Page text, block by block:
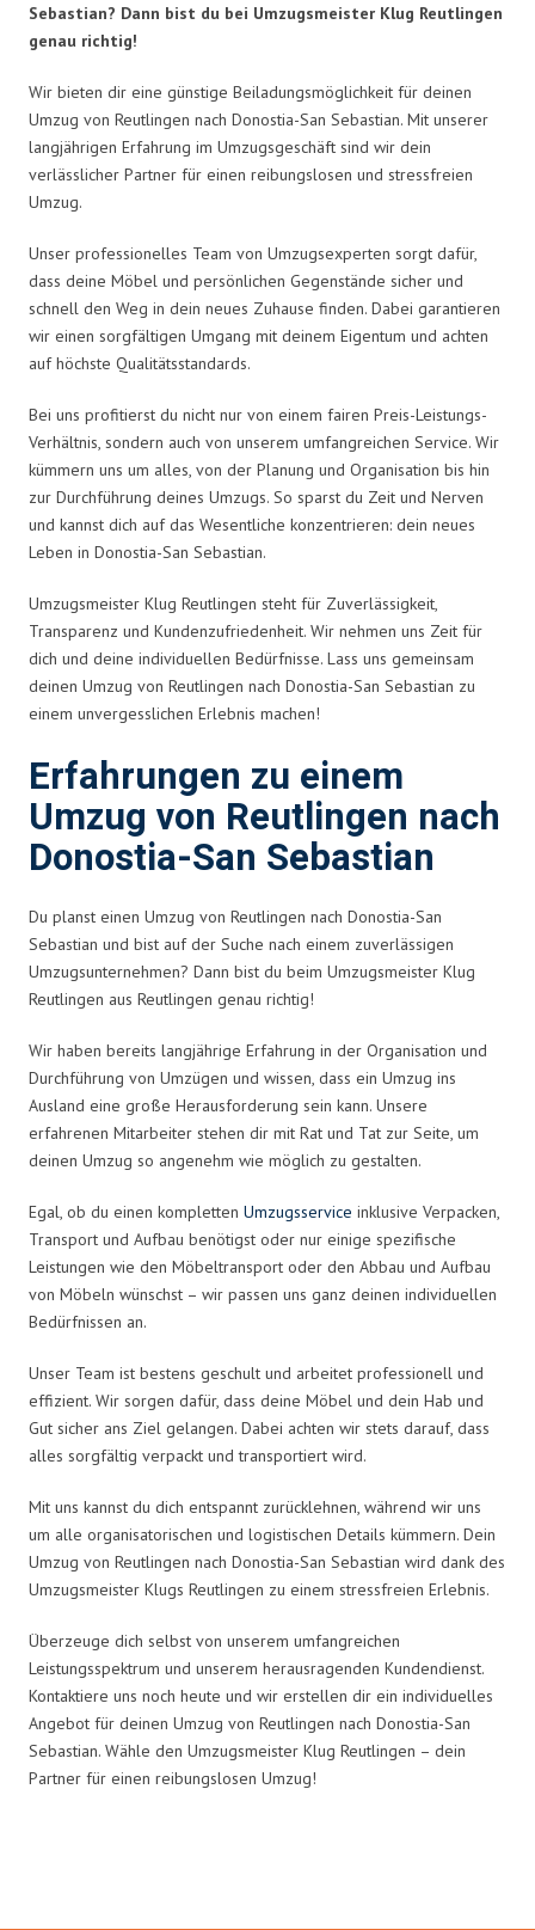
Sebastian? Dann bist du bei Umzugsmeister Klug Reutlingen
genau richtig!
Wir bieten dir eine günstige Beiladungsmöglichkeit für deinen
Umzug von Reutlingen nach Donostia-San Sebastian. Mit unserer
langjährigen Erfahrung im Umzugsgeschäft sind wir dein
verlässlicher Partner für einen reibungslosen und stressfreien
Umzug.
Unser professionelles Team von Umzugsexperten sorgt dafür,
dass deine Möbel und persönlichen Gegenstände sicher und
schnell den Weg in dein neues Zuhause finden. Dabei garantieren
wir einen sorgfältigen Umgang mit deinem Eigentum und achten
auf höchste Qualitätsstandards.
Bei uns profitierst du nicht nur von einem fairen Preis-Leistungs-
Verhältnis, sondern auch von unserem umfangreichen Service. Wir
kümmern uns um alles, von der Planung und Organisation bis hin
zur Durchführung deines Umzugs. So sparst du Zeit und Nerven
und kannst dich auf das Wesentliche konzentrieren: dein neues
Leben in Donostia-San Sebastian.
Umzugsmeister Klug Reutlingen steht für Zuverlässigkeit,
Transparenz und Kundenzufriedenheit. Wir nehmen uns Zeit für
dich und deine individuellen Bedürfnisse. Lass uns gemeinsam
deinen Umzug von Reutlingen nach Donostia-San Sebastian zu
einem unvergesslichen Erlebnis machen!
Erfahrungen zu einem
Umzug von Reutlingen nach
Donostia-San Sebastian
Du planst einen Umzug von Reutlingen nach Donostia-San
Sebastian und bist auf der Suche nach einem zuverlässigen
Umzugsunternehmen? Dann bist du beim Umzugsmeister Klug
Reutlingen aus Reutlingen genau richtig!
Wir haben bereits langjährige Erfahrung in der Organisation und
Durchführung von Umzügen und wissen, dass ein Umzug ins
Ausland eine große Herausforderung sein kann. Unsere
erfahrenen Mitarbeiter stehen dir mit Rat und Tat zur Seite, um
deinen Umzug so angenehm wie möglich zu gestalten.
Egal, ob du einen kompletten Umzugsservice inklusive Verpacken,
Transport und Aufbau benötigst oder nur einige spezifische
Leistungen wie den Möbeltransport oder den Abbau und Aufbau
von Möbeln wünschst – wir passen uns ganz deinen individuellen
Bedürfnissen an.
Unser Team ist bestens geschult und arbeitet professionell und
effizient. Wir sorgen dafür, dass deine Möbel und dein Hab und
Gut sicher ans Ziel gelangen. Dabei achten wir stets darauf, dass
alles sorgfältig verpackt und transportiert wird.
Mit uns kannst du dich entspannt zurücklehnen, während wir uns
um alle organisatorischen und logistischen Details kümmern. Dein
Umzug von Reutlingen nach Donostia-San Sebastian wird dank des
Umzugsmeister Klugs Reutlingen zu einem stressfreien Erlebnis.
Überzeuge dich selbst von unserem umfangreichen
Leistungsspektrum und unserem herausragenden Kundendienst.
Kontaktiere uns noch heute und wir erstellen dir ein individuelles
Angebot für deinen Umzug von Reutlingen nach Donostia-San
Sebastian. Wähle den Umzugsmeister Klug Reutlingen – dein
Partner für einen reibungslosen Umzug!